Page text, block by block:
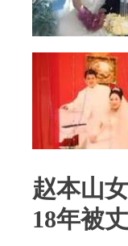
赵本山
18年被